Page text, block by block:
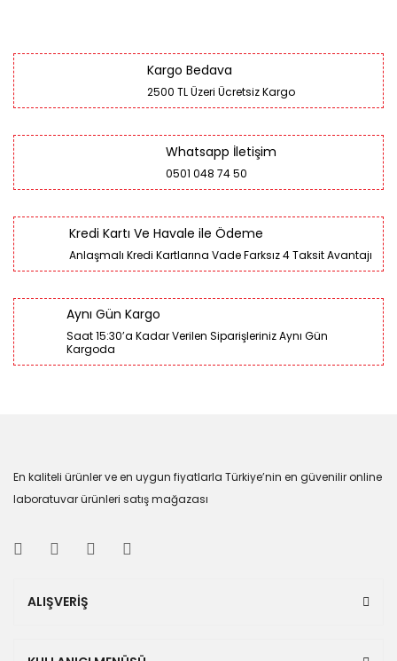
Kargo Bedava
2500 TL Üzeri Ücretsiz Kargo
Whatsapp İletişim
0501 048 74 50
Kredi Kartı Ve Havale ile Ödeme
Anlaşmalı Kredi Kartlarına Vade Farksız 4 Taksit Avantajı
Aynı Gün Kargo
Saat 15:30’a Kadar Verilen Siparişleriniz Aynı Gün
Kargoda
En kaliteli ürünler ve en uygun fiyatlarla Türkiye’nin en güvenilir online
laboratuvar ürünleri satış mağazası
ALIŞVERİŞ